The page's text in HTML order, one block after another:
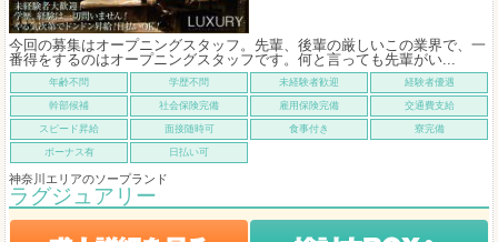
今回の募集はオープニングスタッフ。先輩、後輩の厳しいこの業界で、一
番得をするのはオープニングスタッフです。何と言っても先輩がい...
年齢不問 学歴不問 未経験者歓迎 経験者優遇
幹部候補 社会保険完備 雇用保険完備 交通費支給
スピード昇給 面接随時可 食事付き 寮完備
ボーナス有 日払い可
神奈川エリアのソープランド
ラグジュアリー